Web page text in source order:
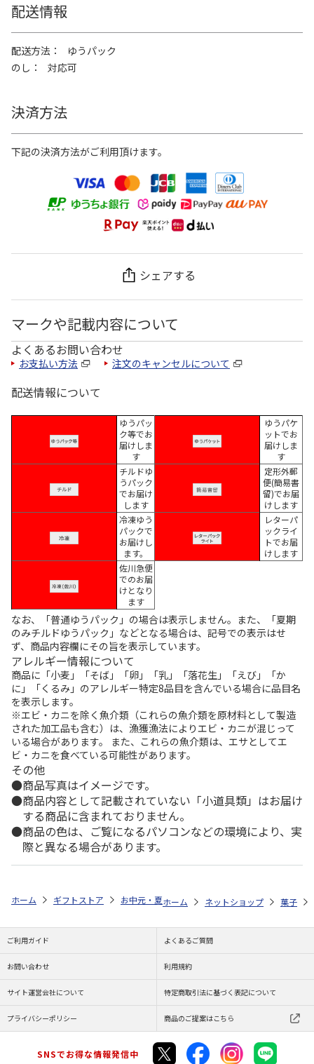
配送情報
配送方法
ゆうパック
のし
対応可
決済方法
下記の決済方法がご利用頂けます。
シェアする
マークや記載内容について
よくあるお問い合わせ
お支払い方法 注文のキャンセルについて
配送情報について
ゆうパッ
ク等でお
届けしま
す
ゆうパケ
ットでお
届けしま
す
チルドゆ
うパック
でお届け
します
定形外郵
便(簡易書
留)でお届
けします
冷凍ゆう
パックで
お届けし
ます。
レターパ
ックライ
トでお届
けします
佐川急便
でのお届
けとなり
ます
なお、「普通ゆうパック」の場合は表示しません。また、「夏期
のみチルドゆうパック」などとなる場合は、記号での表示はせ
ず、商品内容欄にその旨を表示しています。
アレルギー情報について
商品に「小麦」「そば」「卵」「乳」「落花生」「えび」「か
に」「くるみ」のアレルギー特定8品目を含んでいる場合に品目名
を表示します。
※エビ・カニを除く魚介類（これらの魚介類を原材料として製造
された加工品も含む）は、漁獲漁法によりエビ・カニが混じって
いる場合があります。 また、これらの魚介類は、エサとしてエ
ビ・カニを食べている可能性があります。
その他
商品写真はイメージです。
商品内容として記載されていない「小道具類」はお届け
する商品に含まれておりません。
商品の色は、ご覧になるパソコンなどの環境により、実
際と異なる場合があります。
ホーム ギフトストア お中元・夏ギフト特集 2026 ゆうゆうギフト
ホーム ネットショップ 菓子
ご利用ガイド よくあるご質問
お問い合わせ 利用規約
サイト運営会社について 特定商取引法に基づく表記について
プライバシーポリシー 商品のご提案はこちら
SNSでお得な情報発信中